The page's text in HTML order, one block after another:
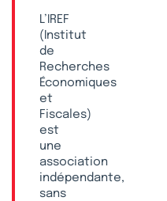
L’IREF
(Institut
de
Recherches
Économiques
et
Fiscales)
est
une
association
indépendante,
sans